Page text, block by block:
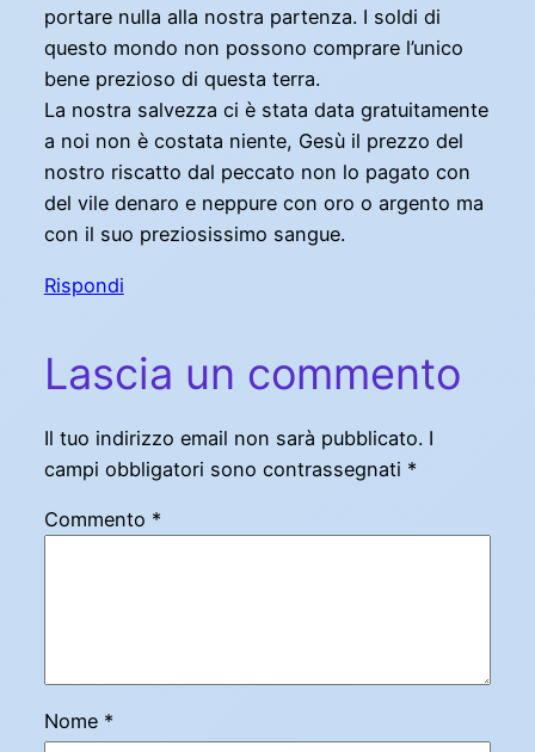
portare nulla alla nostra partenza. I soldi di
questo mondo non possono comprare l’unico
bene prezioso di questa terra.
La nostra salvezza ci è stata data gratuitamente
a noi non è costata niente, Gesù il prezzo del
nostro riscatto dal peccato non lo pagato con
del vile denaro e neppure con oro o argento ma
con il suo preziosissimo sangue.
Rispondi
Lascia un commento
Il tuo indirizzo email non sarà pubblicato. I
campi obbligatori sono contrassegnati *
Commento *
Nome *